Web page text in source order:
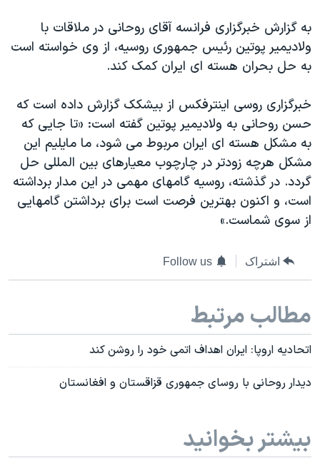
تریبونال مردمی آبان ۹۸
دادگاه حمید نوری
قانون شفافیت دارائی کادر رهبری ایران
اعتراضات مردمی آبان ۹۸
اسرائیل در جنگ
نرگس محمدی برنده جایزه نوبل صلح
همایش محافظه‌کاران آمریکا «سی‌پک»
سفر پرزیدنت ترامپ به چین
به گزارش خبرگزاری فرانسه آقای روحانی در ملاقات با
ولادیمیر پوتین رئیس جمهوری روسیه، از وی خواسته است
به حل بحران هسته ای ایران کمک کند.
خبرگزاری روسی اینترفکس از بیشکک گزارش داده است که
حسن روحانی به ولادیمیر پوتین گفته است: «تا جایی که
به مشکل هسته ای ایران مربوط می شود، ما مایلیم این
مشکل هرچه زودتر در چارچوب معیارهای بین المللی حل
گردد. در گذشته، روسیه گامهای مهمی در این مدار برداشته
است، و اکنون بهترین فرصت است برای برداشتن گامهایی
از سوی شماست.»
اشتراک Follow us
مطالب مرتبط
اتحادیه اروپا: ایران اهداف اتمی خود را روشن کند
دیدار روحانی با روسای جمهوری قزاقستان و افغانستان
بیشتر بخوانید